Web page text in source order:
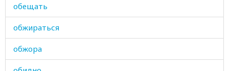
обещать
обжираться
обжора